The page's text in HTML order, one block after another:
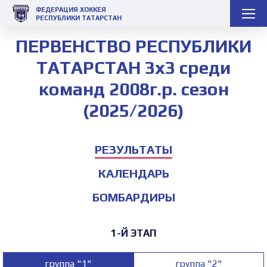
ФЕДЕРАЦИЯ ХОККЕЯ
РЕСПУБЛИКИ ТАТАРСТАН
ПЕРВЕНСТВО РЕСПУБЛИКИ
ТАТАРСТАН 3х3 среди
команд 2008г.р. сезон
(2025/2026)
РЕЗУЛЬТАТЫ
КАЛЕНДАРЬ
БОМБАРДИРЫ
1-Й ЭТАП
группа "1" группа "2"